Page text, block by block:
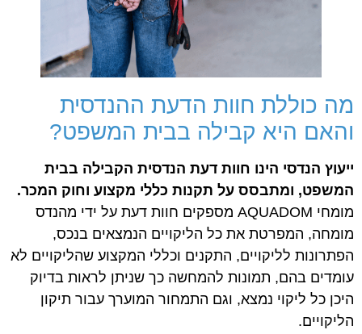
מה כוללת חוות הדעת ההנדסית
והאם היא קבילה בבית המשפט?
ייעוץ הנדסי הינו חוות דעת הנדסית הקבילה בבית
המשפט, ומתבסס על תקנות כללי מקצוע וחוק המכר.
מומחי AQUADOM מספקים חוות דעת על ידי מהנדס
מומחה, המפרטת את כל הליקויים הנמצאים בנכס,
הפתרונות לליקויים, התקנים וכללי המקצוע שהליקויים לא
עומדים בהם, תמונות להמחשה כך שניתן לראות בדיוק
היכן כל ליקוי נמצא, וגם התמחור המוערך עבור תיקון
הליקויים.